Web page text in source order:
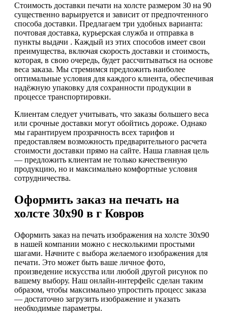
Стоимость доставки печати на холсте размером 30 на 90
существенно варьируется и зависит от предпочтенного
способа доставки. Предлагаем три удобных варианта:
почтовая доставка, курьерская служба и отправка в
пункты выдачи . Каждый из этих способов имеет свои
преимущества, включая скорость доставки и стоимость,
которая, в свою очередь, будет рассчитываться на основе
веса заказа. Мы стремимся предложить наиболее
оптимальные условия для каждого клиента, обеспечивая
надёжную упаковку для сохранности продукции в
процессе транспортировки.
Клиентам следует учитывать, что заказы большего веса
или срочные доставки могут обойтись дороже. Однако
мы гарантируем прозрачность всех тарифов и
предоставляем возможность предварительного расчета
стоимости доставки прямо на сайте. Наша главная цель
— предложить клиентам не только качественную
продукцию, но и максимально комфортные условия
сотрудничества.
Оформить заказ на печать на
холсте 30х90 в г Ковров
Оформить заказ на печать изображения на холсте 30х90
в нашей компании можно с несколькими простыми
шагами. Начните с выбора желаемого изображения для
печати. Это может быть ваше личное фото,
произведение искусства или любой другой рисунок по
вашему выбору. Наш онлайн-интерфейс сделан таким
образом, чтобы максимально упростить процесс заказа
— достаточно загрузить изображение и указать
необходимые параметры.